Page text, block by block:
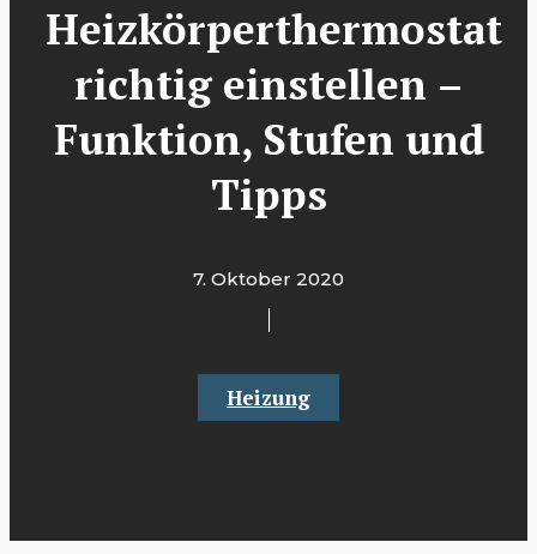
Heizkörperthermostat
richtig einstellen –
Funktion, Stufen und
Tipps
7. Oktober 2020
Heizung